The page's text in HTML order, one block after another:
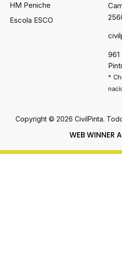
HM Peniche
Escola ESCO
*
Copyright © 2026 CivilPinta.
WEB WINNER